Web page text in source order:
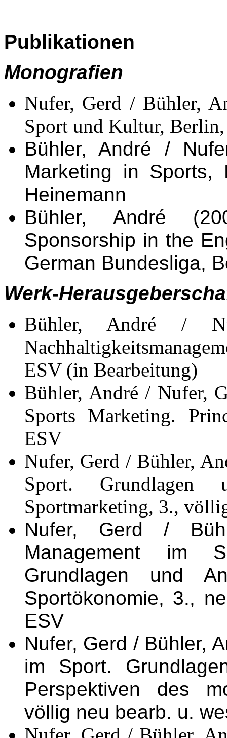
Publikationen
Monografien
Nufer, Gerd / Bühler,
Sport und Kultur,
Bühler, André /
Marketing in Sports,
Heinemann
Bühler, André
Sponsorship in the
German Bundesliga,
Werk-
Bühler, André /
ESV (in Bearbeitung)
Bühler, André / Nufer,
Sports Marketing.
ESV
Nufer, Gerd / Bühler,
Sport. Grundlagen
Sportmarketing, 3.,
Nufer, Gerd /
Management im
Grundlagen und
Sportökonomie, 3.,
ESV
Nufer, Gerd / Bühler,
im Sport.
Perspektiven des
völlig neu bearb. u.